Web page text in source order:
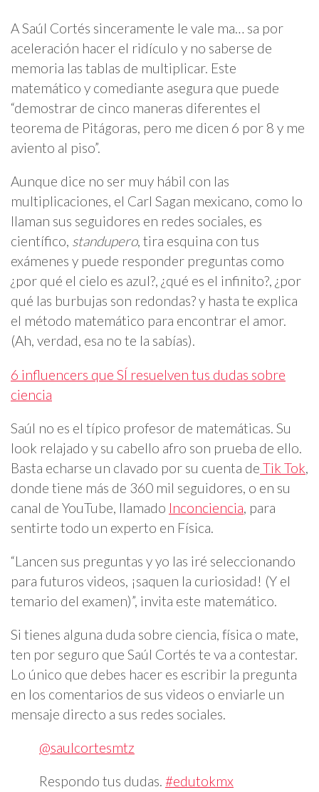
A Saúl Cortés sinceramente le vale ma… sa por
aceleración hacer el ridículo y no saberse de
memoria las tablas de multiplicar. Este
matemático y comediante asegura que puede
“demostrar de cinco maneras diferentes el
teorema de Pitágoras, pero me dicen 6 por 8 y me
aviento al piso”.
Aunque dice no ser muy hábil con las
multiplicaciones, el Carl Sagan mexicano, como lo
llaman sus seguidores en redes sociales, es
científico, standupero, tira esquina con tus
exámenes y puede responder preguntas como
¿por qué el cielo es azul?, ¿qué es el infinito?, ¿por
qué las burbujas son redondas? y hasta te explica
el método matemático para encontrar el amor.
(Ah, verdad, esa no te la sabías).
6 influencers que SÍ resuelven tus dudas sobre
ciencia
Saúl no es el típico profesor de matemáticas. Su
look relajado y su cabello afro son prueba de ello.
Basta echarse un clavado por su cuenta de Tik Tok,
donde tiene más de 360 mil seguidores, o en su
canal de YouTube, llamado Inconciencia, para
sentirte todo un experto en Física.
“Lancen sus preguntas y yo las iré seleccionando
para futuros videos, ¡saquen la curiosidad! (Y el
temario del examen)”, invita este matemático.
Si tienes alguna duda sobre ciencia, física o mate,
ten por seguro que Saúl Cortés te va a contestar.
Lo único que debes hacer es escribir la pregunta
en los comentarios de sus videos o enviarle un
mensaje directo a sus redes sociales.
@saulcortesmtz
Respondo tus dudas. #edutokmx